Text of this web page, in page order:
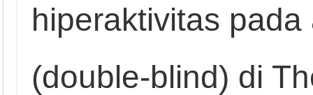
hiperaktivitas
(double‑blind) di